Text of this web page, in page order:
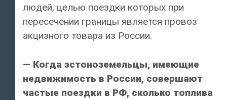
людей, целью поездки которых при
пересечении границы является провоз
акцизного товара из России.
— Когда эстоноземельцы, имеющие
недвижимость в России, совершают
частые поездки в РФ, сколько топлива